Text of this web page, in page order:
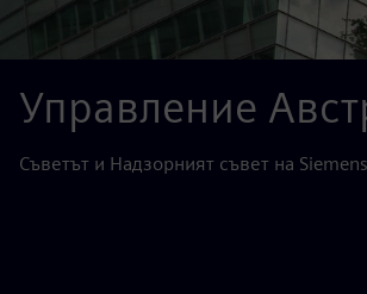
Управление
Съветът и Надзорният съвет на